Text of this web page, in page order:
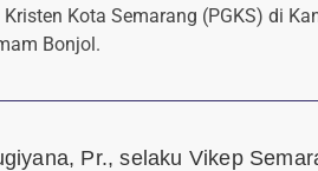
Kota Semarang (PGKS) di
Bonjol.
Pr., selaku Vikep